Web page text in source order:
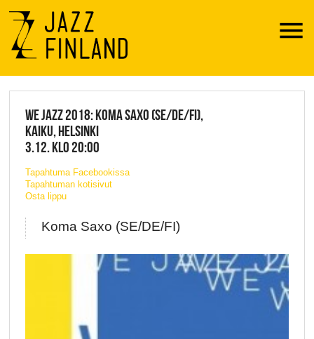
Menu
JAZZ FINLAND LIVE
WE JAZZ 2018: KOMA SAXO (SE/DE/FI),
KAIKU, HELSINKI
3.12. KLO 20:00
Tapahtuma Facebookissa
Tapahtuman kotisivut
Osta lippu
Koma Saxo (SE/DE/FI)